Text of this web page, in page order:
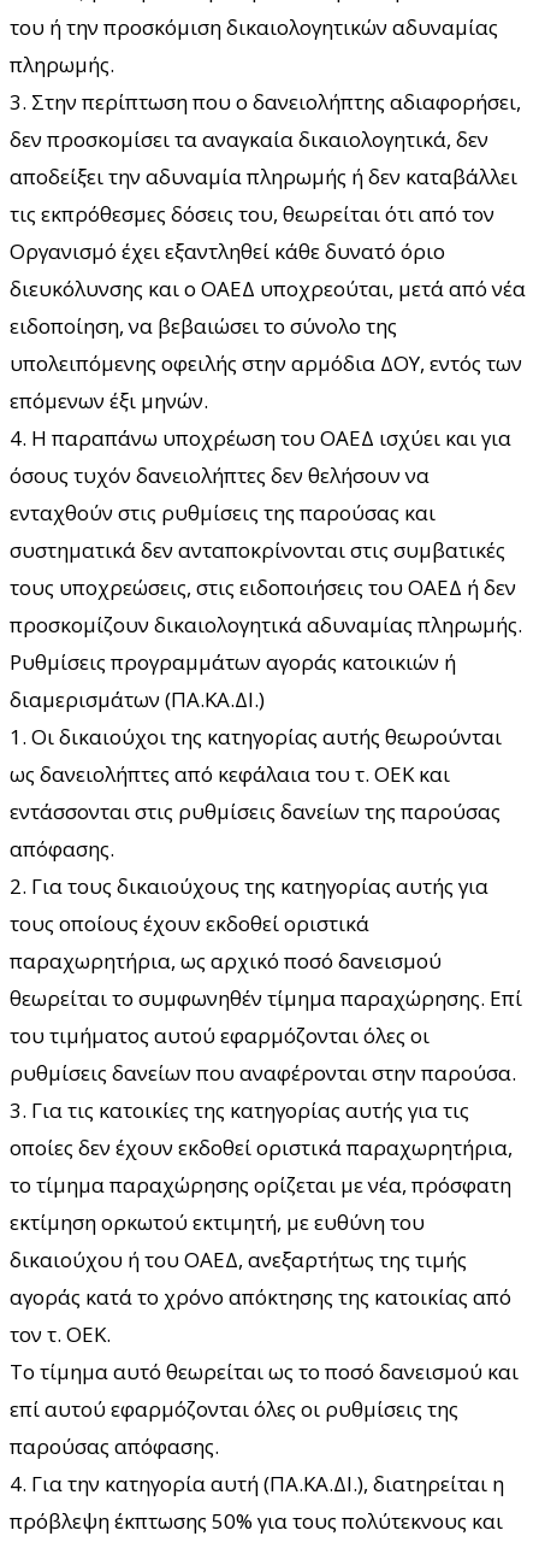
του ή την προσκόμιση δικαιολογητικών αδυναμίας
πληρωμής.
3. Στην περίπτωση που ο δανειολήπτης αδιαφορήσει,
δεν προσκομίσει τα αναγκαία δικαιολογητικά, δεν
αποδείξει την αδυναμία πληρωμής ή δεν καταβάλλει
τις εκπρόθεσμες δόσεις του, θεωρείται ότι από τον
Οργανισμό έχει εξαντληθεί κάθε δυνατό όριο
διευκόλυνσης και ο ΟΑΕΔ υποχρεούται, μετά από νέα
ειδοποίηση, να βεβαιώσει το σύνολο της
υπολειπόμενης οφειλής στην αρμόδια ΔΟΥ, εντός των
επόμενων έξι μηνών.
4. Η παραπάνω υποχρέωση του ΟΑΕΔ ισχύει και για
όσους τυχόν δανειολήπτες δεν θελήσουν να
ενταχθούν στις ρυθμίσεις της παρούσας και
συστηματικά δεν ανταποκρίνονται στις συμβατικές
τους υποχρεώσεις, στις ειδοποιήσεις του ΟΑΕΔ ή δεν
προσκομίζουν δικαιολογητικά αδυναμίας πληρωμής.
Ρυθμίσεις προγραμμάτων αγοράς κατοικιών ή
διαμερισμάτων (ΠΑ.ΚΑ.ΔΙ.)
1. Οι δικαιούχοι της κατηγορίας αυτής θεωρούνται
ως δανειολήπτες από κεφάλαια του τ. ΟΕΚ και
εντάσσονται στις ρυθμίσεις δανείων της παρούσας
απόφασης.
2. Για τους δικαιούχους της κατηγορίας αυτής για
τους οποίους έχουν εκδοθεί οριστικά
παραχωρητήρια, ως αρχικό ποσό δανεισμού
θεωρείται το συμφωνηθέν τίμημα παραχώρησης. Επί
του τιμήματος αυτού εφαρμόζονται όλες οι
ρυθμίσεις δανείων που αναφέρονται στην παρούσα.
3. Για τις κατοικίες της κατηγορίας αυτής για τις
οποίες δεν έχουν εκδοθεί οριστικά παραχωρητήρια,
το τίμημα παραχώρησης ορίζεται με νέα, πρόσφατη
εκτίμηση ορκωτού εκτιμητή, με ευθύνη του
δικαιούχου ή του ΟΑΕΔ, ανεξαρτήτως της τιμής
αγοράς κατά το χρόνο απόκτησης της κατοικίας από
τον τ. ΟΕΚ.
Το τίμημα αυτό θεωρείται ως το ποσό δανεισμού και
επί αυτού εφαρμόζονται όλες οι ρυθμίσεις της
παρούσας απόφασης.
4. Για την κατηγορία αυτή (ΠΑ.ΚΑ.ΔΙ.), διατηρείται η
πρόβλεψη έκπτωσης 50% για τους πολύτεκνους και